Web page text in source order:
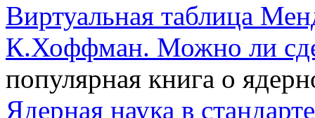
Виртуальная таблица
К.Хоффман. Можно ли
популярная книга о
Ядерная наука в